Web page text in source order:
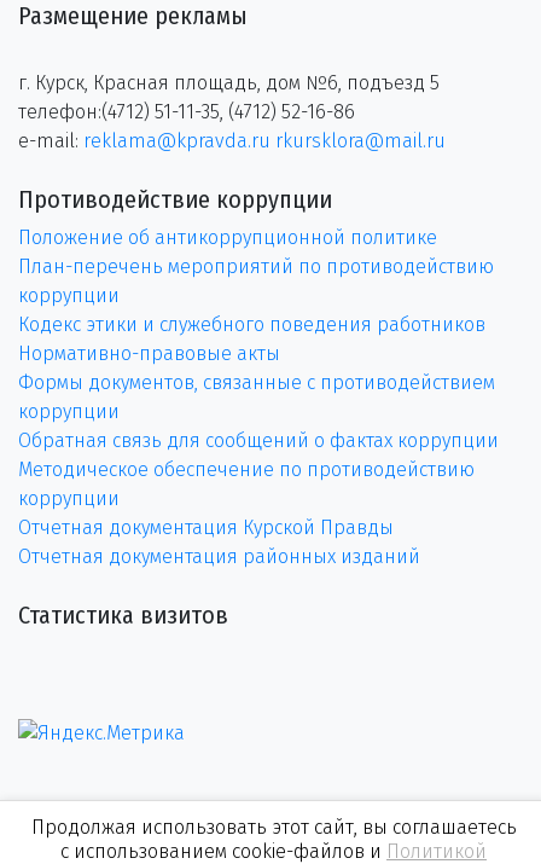
Размещение рекламы
г. Курск, Красная площадь, дом №6, подъезд 5
телефон:(4712) 51-11-35, (4712) 52-16-86
e-mail: reklama@kpravda.ru rkursklora@mail.ru
Противодействие коррупции
Положение об антикоррупционной политике
План-перечень мероприятий по противодействию
коррупции
Кодекс этики и служебного поведения работников
Нормативно-правовые акты
Формы документов, связанные с противодействием
коррупции
Обратная связь для сообщений о фактах коррупции
Методическое обеспечение по противодействию
коррупции
Отчетная документация Курской Правды
Отчетная документация районных изданий
Статистика визитов
Продолжая использовать этот сайт, вы соглашаетесь
с использованием cookie-файлов и Политикой